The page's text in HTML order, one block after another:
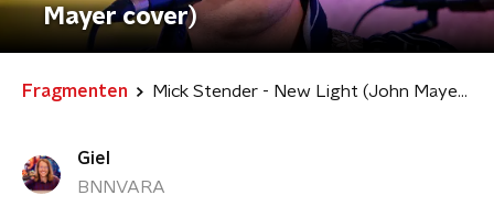
Mayer cover)
Fragmenten Mick Stender - New Light (John Mayer cover)
Giel
BNNVARA